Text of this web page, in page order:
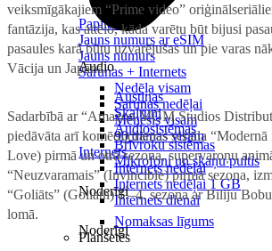
Papildināt
Jauns numurs ar eSIM
Jauns numurs
Sarunas + Internets
Nedēļa visam
Sarunas nedēļai
Mēnesis visam
90 dienas visam
Internets
Internets nedēļai
Internets nedēļai 1 GB
Internets dienai
Noderīgi
Audio
Austiņas
Skaļruņi
Audiosistēmas
Brīvroku sistēmas
Mikrofoni un skaņu pultis
Noderīgi
Nomaksas līgums
Planšetes
veiksmīgākajiem “Prime video”
fantāzija, kas attēlo, kāda varētu būt bijusi
pasaules karā būtu uzvarējušas un pie varas
Vācija un Japāna.
Sadarbībā ar “Amazon MGM Studios
piedāvāta arī komēdijdrāmas seriāla
Love) pirmā un otrā sezona, supervaroņu
“Neuzvaramais” (Invincible) pirmā sezona,
“Goliāts” (Goliath) 1.–4. sezona ar Biliju
lomā.